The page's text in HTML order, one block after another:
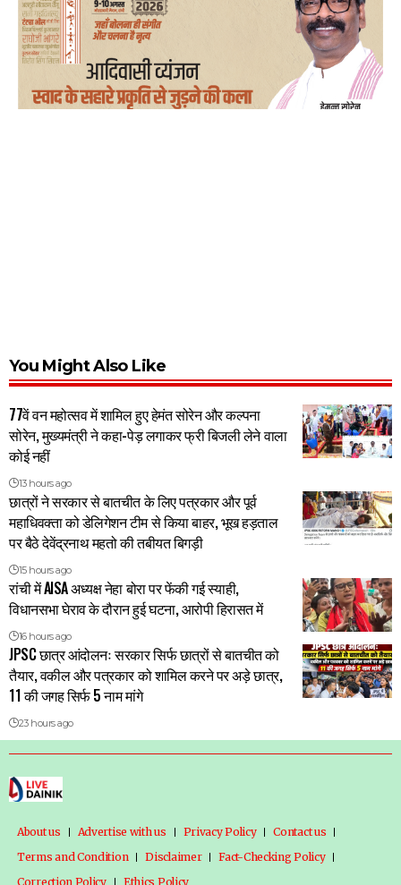
You Might Also Like
77वें वन महोत्सव में शामिल हुए हेमंत सोरेन और कल्पना
सोरेन, मुख्यमंत्री ने कहा-पेड़ लगाकर फ्री बिजली लेने वाला
कोई नहीं
13 hours ago
छात्रों ने सरकार से बातचीत के लिए पत्रकार और पूर्व
महाधिवक्ता को डेलिगेशन टीम से किया बाहर, भूख हड़ताल
पर बैठे देवेंद्रनाथ महतो की तबीयत बिगड़ी
15 hours ago
रांची में AISA अध्यक्ष नेहा बोरा पर फेंकी गई स्याही,
विधानसभा घेराव के दौरान हुई घटना, आरोपी हिरासत में
16 hours ago
JPSC छात्र आंदोलनः सरकार सिर्फ छात्रों से बातचीत को
तैयार, वकील और पत्रकार को शामिल करने पर अड़े छात्र,
11 की जगह सिर्फ 5 नाम मांगे
23 hours ago
About us Advertise with us Privacy Policy
Contact us
Terms and Condition
Disclaimer
Fact-Checking Policy
Correction Policy
Ethics Policy